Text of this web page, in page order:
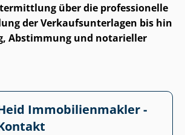
über die professionelle
der Ver­kaufs­un­ter­la­gen bis hin
Abstimmung und notarieller
Im­mo­bi­li­en­mak­ler -